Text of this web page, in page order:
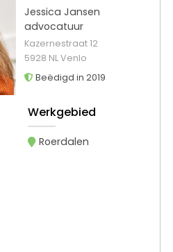
Jessica Jansen
advocatuur
Kazernestraat 12
5928 NL Venlo
Beëdigd in 2019
Werkgebied
Roerdalen